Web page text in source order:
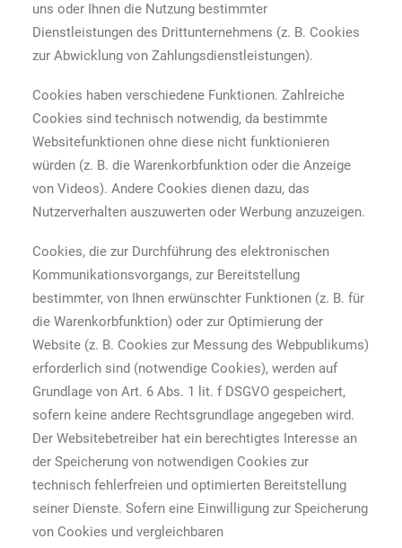
uns oder Ihnen die Nutzung bestimmter
Dienstleistungen des Drittunternehmens (z. B. Cookies
zur Abwicklung von Zahlungsdienstleistungen).
Cookies haben verschiedene Funktionen. Zahlreiche
Cookies sind technisch notwendig, da bestimmte
Websitefunktionen ohne diese nicht funktionieren
würden (z. B. die Warenkorbfunktion oder die Anzeige
von Videos). Andere Cookies dienen dazu, das
Nutzerverhalten auszuwerten oder Werbung anzuzeigen.
Cookies, die zur Durchführung des elektronischen
Kommunikationsvorgangs, zur Bereitstellung
bestimmter, von Ihnen erwünschter Funktionen (z. B. für
die Warenkorbfunktion) oder zur Optimierung der
Website (z. B. Cookies zur Messung des Webpublikums)
erforderlich sind (notwendige Cookies), werden auf
Grundlage von Art. 6 Abs. 1 lit. f DSGVO gespeichert,
sofern keine andere Rechtsgrundlage angegeben wird.
Der Websitebetreiber hat ein berechtigtes Interesse an
der Speicherung von notwendigen Cookies zur
technisch fehlerfreien und optimierten Bereitstellung
seiner Dienste. Sofern eine Einwilligung zur Speicherung
von Cookies und vergleichbaren